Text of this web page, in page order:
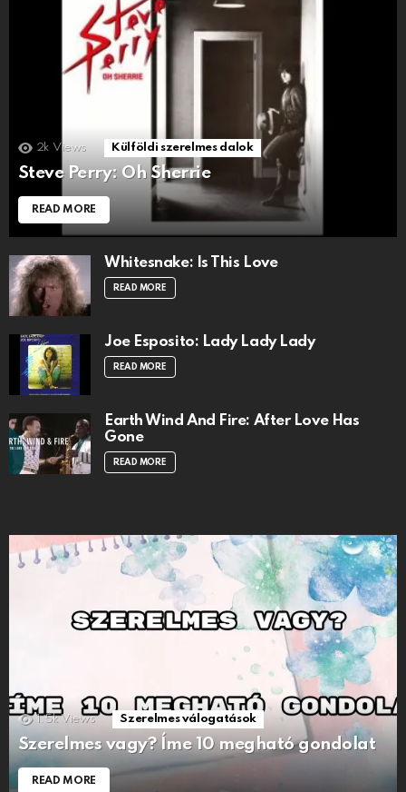
2k Views Külföldi szerelmes dalok
Steve Perry: Oh Sherrie
READ MORE
Whitesnake: Is This Love
READ MORE
Joe Esposito: Lady Lady Lady
READ MORE
Earth Wind And Fire: After Love Has
Gone
READ MORE
1.5k Views Szerelmes válogatások
Szerelmes vagy? Íme 10 megható gondolat
READ MORE